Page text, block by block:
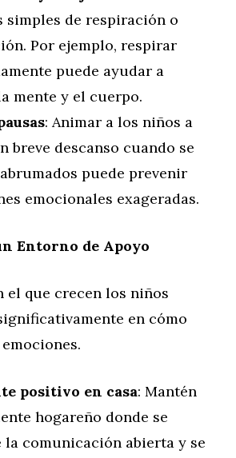
simples de respiración o
Por ejemplo, respirar
puede ayudar a
mente y el cuerpo.
: Animar a los niños a
breve descanso cuando se
puede prevenir
emocionales exageradas.
Entorno de Apoyo
el que crecen los niños
en cómo
positivo en casa: Mantén
hogareño donde se
la comunicación abierta y se